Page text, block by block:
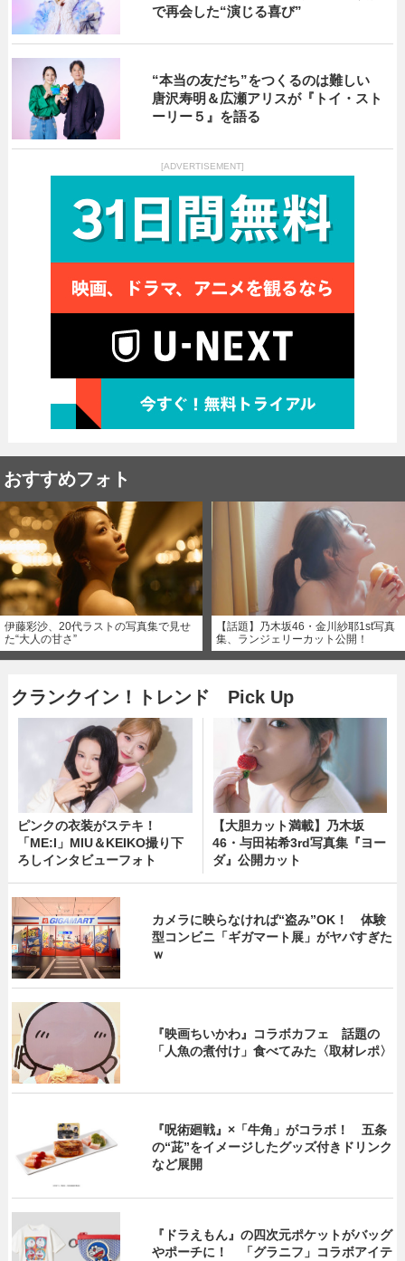
で再会した“演じる喜び”
“本当の友だち”をつくるのは難しい
唐沢寿明＆広瀬アリスが『トイ・スト
ーリー５』を語る
[ADVERTISEMENT]
おすすめフォト
伊藤彩沙、20代ラストの写真集で見せ
た“大人の甘さ”
【話題】乃木坂46・金川紗耶1st写真
集、ランジェリーカット公開！
クランクイン！トレンド Pick Up
ピンクの衣装がステキ！
「ME:I」MIU＆KEIKO撮り下
ろしインタビューフォト
【大胆カット満載】乃木坂
46・与田祐希3rd写真集『ヨー
ダ』公開カット
カメラに映らなければ“盗み”OK！ 体験
型コンビニ「ギガマート展」がヤバすぎた
ｗ
『映画ちいかわ』コラボカフェ 話題の
「人魚の煮付け」食べてみた〈取材レポ〉
『呪術廻戦』×「牛角」がコラボ！ 五条
の“茈”をイメージしたグッズ付きドリンク
など展開
『ドラえもん』の四次元ポケットがバッグ
やポーチに！ 「グラニフ」コラボアイテ